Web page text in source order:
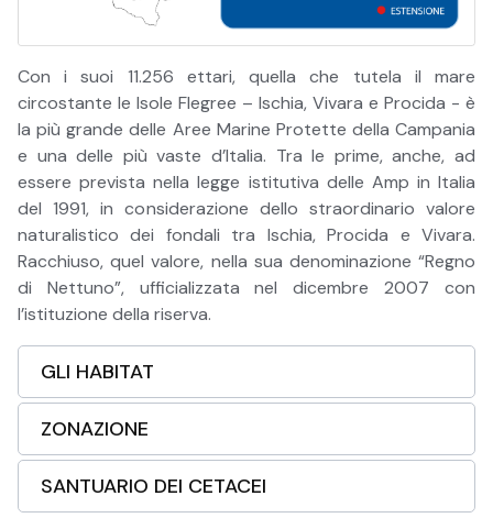
Con i suoi 11.256 ettari, quella che tutela il mare
circostante le Isole Flegree – Ischia, Vivara e Procida - è
la più grande delle Aree Marine Protette della Campania
e una delle più vaste d’Italia. Tra le prime, anche, ad
essere prevista nella legge istitutiva delle Amp in Italia
del 1991, in considerazione dello straordinario valore
naturalistico dei fondali tra Ischia, Procida e Vivara.
Racchiuso, quel valore, nella sua denominazione “Regno
di Nettuno”, ufficializzata nel dicembre 2007 con
l’istituzione della riserva.
GLI HABITAT
ZONAZIONE
SANTUARIO DEI CETACEI